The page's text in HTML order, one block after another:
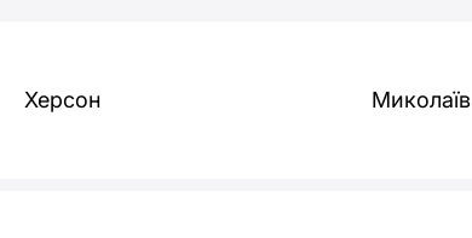
Херсон Миколаїв